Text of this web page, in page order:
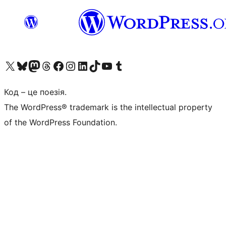
Visit our X (formerly Twitter) account
Visit our Bluesky account
Завітайте до нашої стрічки в Mastodon
Visit our Threads account
Завітайте на нашу сторінку в Facebook
Visit our Instagram account
Visit our LinkedIn account
Visit our TikTok account
Visit our YouTube channel
Visit our Tumblr account
Код – це поезія.
The WordPress® trademark is the intellectual property
of the WordPress Foundation.